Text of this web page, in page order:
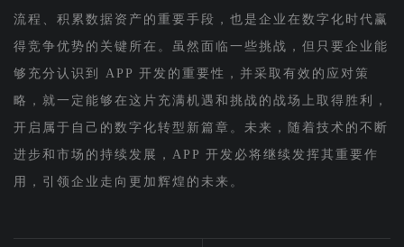
流程、积累数据资产的重要手段，也是企业在数字化时代赢
得竞争优势的关键所在。虽然面临一些挑战，但只要企业能
够充分认识到 APP 开发的重要性，并采取有效的应对策
略，就一定能够在这片充满机遇和挑战的战场上取得胜利，
开启属于自己的数字化转型新篇章。未来，随着技术的不断
进步和市场的持续发展，APP 开发必将继续发挥其重要作
用，引领企业走向更加辉煌的未来。